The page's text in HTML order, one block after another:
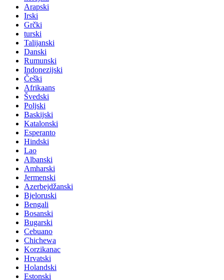
Arapski
Irski
Grčki
turski
Talijanski
Danski
Rumunski
Indonezijski
Češki
Afrikaans
Švedski
Poljski
Baskijski
Katalonski
Esperanto
Hindski
Lao
Albanski
Amharski
Jermenski
Azerbejdžanski
Bjeloruski
Bengali
Bosanski
Bugarski
Cebuano
Chichewa
Korzikanac
Hrvatski
Holandski
Estonski